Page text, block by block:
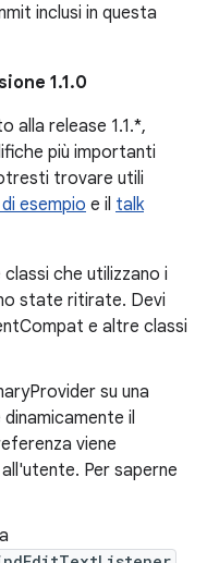
inclusi in questa
1.1.0
alla release 1.1.*,
più importanti
trovare utili
esempio e il talk
che utilizzano i
state ritirate. Devi
e altre classi
su una
il
viene
Per saperne